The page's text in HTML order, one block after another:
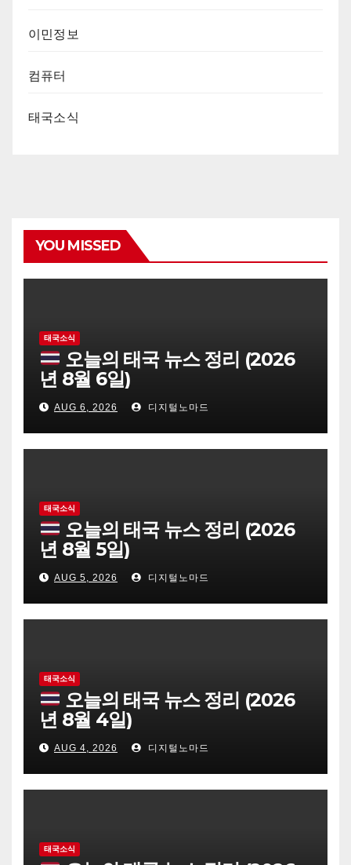
이민정보
컴퓨터
태국소식
YOU MISSED
태국소식
오늘의 태국 뉴스 정리 (2026
년 8월 6일)
AUG 6, 2026 디지털노마드
태국소식
오늘의 태국 뉴스 정리 (2026
년 8월 5일)
AUG 5, 2026 디지털노마드
태국소식
오늘의 태국 뉴스 정리 (2026
년 8월 4일)
AUG 4, 2026 디지털노마드
태국소식